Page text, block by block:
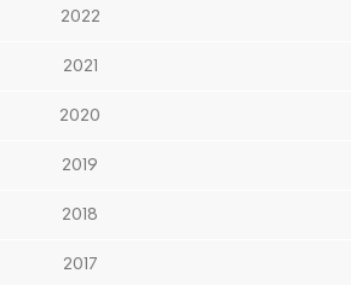
2022
2021
2020
2019
2018
2017